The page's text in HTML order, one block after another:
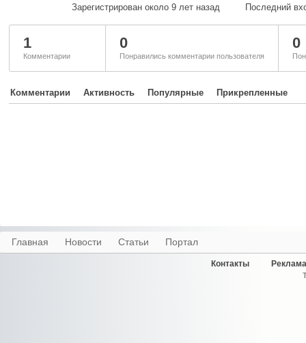
Зарегистрирован около 9 лет назад Последний
1
Комментарии
0
Понравились комментарии пользователя
0
Комментарии Активность Популярные Прикрепленные
Главная Новости Статьи Портал
Контакты